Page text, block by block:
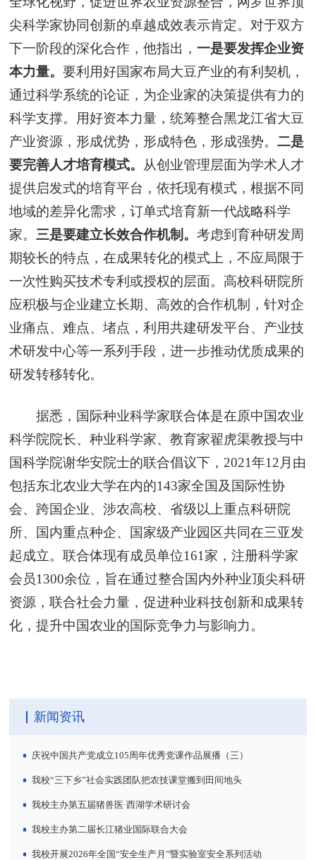
尖科学家协同创新的卓越成效表示肯定。对于双方
下一阶段的深化合作，他指出，一是要发挥企业资
本力量。要利用好国家布局大豆产业的有利契机，
通过科学系统的论证，为企业家的决策提供有力的
科学支撑。用好资本力量，统筹整合黑龙江省大豆
产业资源，形成优势，形成特色，形成强势。二是
要完善人才培育模式。 从创业管理层面为学术人才
提供启发式的培育平台，依托现有模式，根据不同
地域的差异化需求，订单式培育新一代战略科学
家。 三是要建立长效合作机制。考虑到育种研发周
期较长的特点，在成果转化的模式上，不应局限于
一次性购买技术专利或授权的层面。高校科研院所
应积极与企业建立长期、高效的合作机制，针对企
业痛点、难点、堵点，利用共建研发平台、产业技
术研发中心等一系列手段，进一步推动优质成果的
研发转移转化。
据悉，国际种业科学家联合体是在原中国农业
科学院院长、种业科学家、教育家翟虎渠教授与中
国科学院谢华安院士的联合倡议下，2021年12月由
包括东北农业大学在内的143家全国及国际性协
会、跨国企业、涉农高校、省级以上重点科研院
所、国内重点种企、国家级产业园区共同在三亚发
起成立。联合体现有成员单位161家，注册科学家
会员1300余位，旨在通过整合国内外种业顶尖科研
资源，联合社会力量，促进种业科技创新和成果转
化，提升中国农业的国际竞争力与影响力。
新闻资讯
庆祝中国共产党成立105周年优秀党课作品展播（三）
我校“三下乡”社会实践团队把农技课堂搬到田间地头
我校主办第五届猪兽医·西湖学术研讨会
我校主办第二届长江猪业国际联合大会
我校开展2026年全国“安全生产月”暨实验室安全系列活动